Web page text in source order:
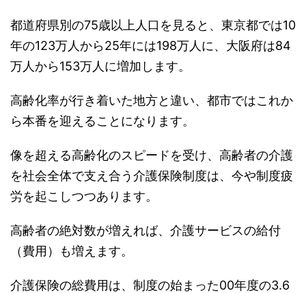
都道府県別の75歳以上人口を見ると、東京都では10
年の123万人から25年には198万人に、大阪府は84
万人から153万人に増加します。
高齢化率が行き着いた地方と違い、都市ではこれか
ら本番を迎えることになります。
像を超える高齢化のスピードを受け、高齢者の介護
を社会全体で支え合う介護保険制度は、今や制度疲
労を起こしつつあります。
高齢者の絶対数が増えれば、介護サービスの給付
（費用）も増えます。
介護保険の総費用は、制度の始まった00年度の3.6